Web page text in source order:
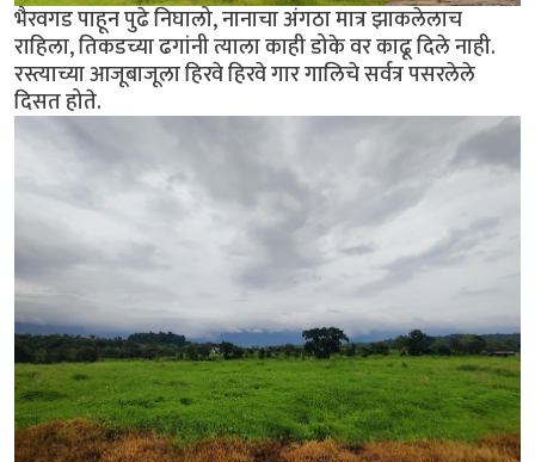
भैरवगड पाहून पुढे निघालो, नानाचा अंगठा मात्र झाकलेलाच
राहिला, तिकडच्या ढगांनी त्याला काही डोके वर काढू दिले नाही.
रस्त्याच्या आजूबाजूला हिरवे हिरवे गार गालिचे सर्वत्र पसरलेले
दिसत होते.